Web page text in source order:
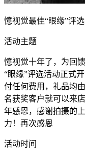
憶视觉最佳“眼缘”评选
活动主题
憶视觉十年了，为回
“眼缘”评选活动正式
付任何费用，礼品均
名获奖客户就可以来
年感恩，感谢拍摄的
力！再次感恩
活动时间